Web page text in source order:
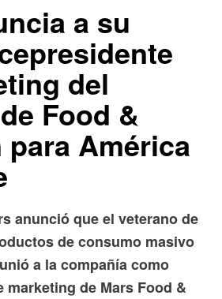
a su
del
Food &
América
anunció que el veterano de
de consumo masivo
a la compañía como
marketing de Mars Food &